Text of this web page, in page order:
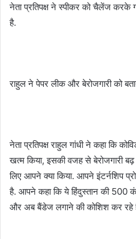
नेता प्रतिपक्ष ने स्पीकर को चैलेंज करके
है.
राहुल ने पेपर लीक और बेरोजगारी को
नेता प्रतिपक्ष राहुल गांधी ने कहा कि
खत्म किया, इसकी वजह से बेरोजगारी
लिए आपने क्या किया. आपने इंटर्नशिप
है. आपने कहा कि ये हिंदुस्तान की 500
और अब बैंडेज लगाने की कोशिश कर रहे